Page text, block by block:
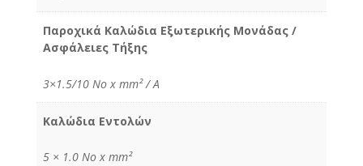
Παροχικά Καλώδια Εξωτερικής Μονάδας /
Ασφάλειες Τήξης
3×1.5/10 No x mm² / Α
Καλώδια Εντολών
5 × 1.0 No x mm²